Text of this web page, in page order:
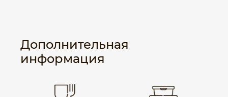
Дополнительная
информация